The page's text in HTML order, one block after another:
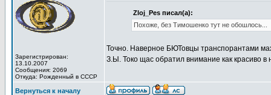
Зарегистрирован:
13.10.2007
Сообщения: 2069
Откуда: Рожденный в СССР
Zloj_Pes писал(а):
Похоже, без Тимошенко тут не обошлось...
Точно. Наверное БЮТовцы транспорантами
З.Ы. Токо щас обратил внимание как красиво в
Вернуться к началу